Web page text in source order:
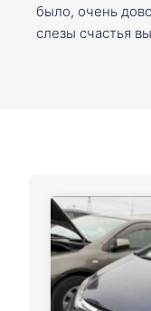
было, очень
слезы счастья